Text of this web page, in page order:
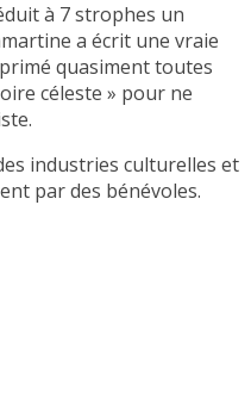
à 7 strophes un
a écrit une vraie
quasiment toutes
céleste » pour ne
industries culturelles et
par des bénévoles.